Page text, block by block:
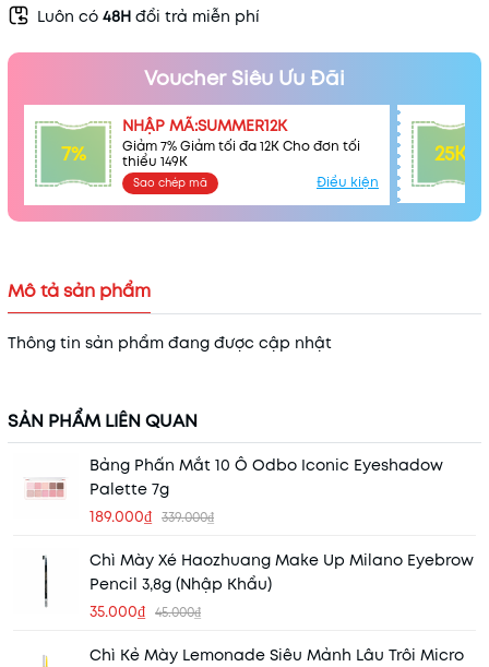
Luôn có 48H đổi trả miễn phí
Voucher Siêu Ưu Đãi
7%
NHẬP MÃ:SUMMER12K
Giảm 7% Giảm tối đa 12K Cho đơn tối
thiểu 149K
Sao chép mã Điều kiện
25K
Mô tả sản phẩm
Thông tin sản phẩm đang được cập nhật
SẢN PHẨM LIÊN QUAN
Bảng Phấn Mắt 10 Ô Odbo Iconic Eyeshadow
Palette 7g
189.000₫ 339.000₫
Chì Mày Xé Haozhuang Make Up Milano Eyebrow
Pencil 3,8g (Nhập Khẩu)
35.000₫ 45.000₫
Chì Kẻ Mày Lemonade Siêu Mảnh Lâu Trôi Micro